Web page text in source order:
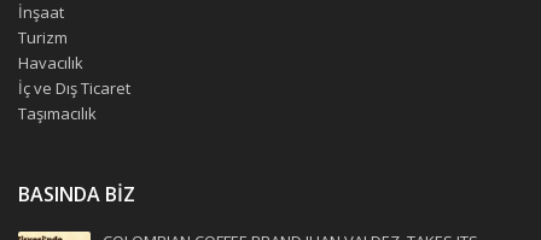
İnşaat
Turizm
Havacılık
İç ve Dış Ticaret
Taşımacılık
BASINDA BİZ